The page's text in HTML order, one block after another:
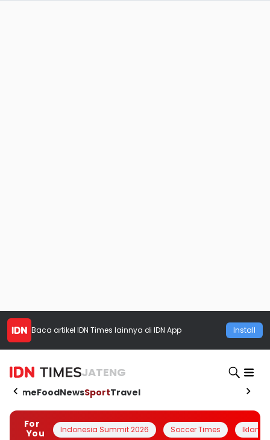
Baca artikel IDN Times lainnya di IDN App Install
JATENG
HomeFoodNewsSportTravel
For
You
Indonesia Summit 2026 Soccer Times Iklanin